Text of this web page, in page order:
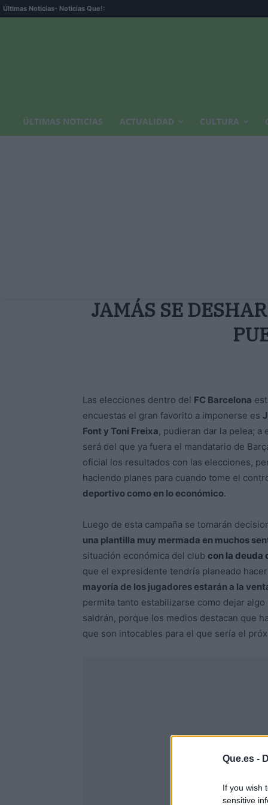
Que.es -
If you wish
sensitive
Últimas Noticias- Noticias Que!:
ÚLTIMAS NOTICIAS ACTUALIDAD CULTURA
JAMÁS SE
Las elecciones dentro del FC Barcelona
encuestas el gran favorito a imponerse es
Font y Toni Freixa, pudieran dar la pelea; a
será del que ya fuera el mandatario de
oficial los resultados con las elecciones,
haciendo planes para cuando tome el
deportivo como en lo económico.
Luego de esta campaña se tomarán
una plantilla muy mermada en muchos
situación económica del club con la deuda
que el expresidente tendría planeado
mayoría de los jugadores estarán a la
permita tanto estabilizarse como dejar
saldrán, porque los medios destacan que
que son intocables para el que sería el